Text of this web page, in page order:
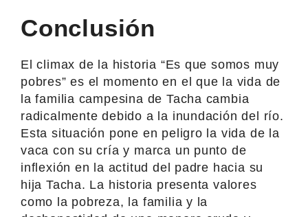
Conclusión
El climax de la historia “Es que somos muy
pobres” es el momento en el que la vida de
la familia campesina de Tacha cambia
radicalmente debido a la inundación del río.
Esta situación pone en peligro la vida de la
vaca con su cría y marca un punto de
inflexión en la actitud del padre hacia su
hija Tacha. La historia presenta valores
como la pobreza, la familia y la